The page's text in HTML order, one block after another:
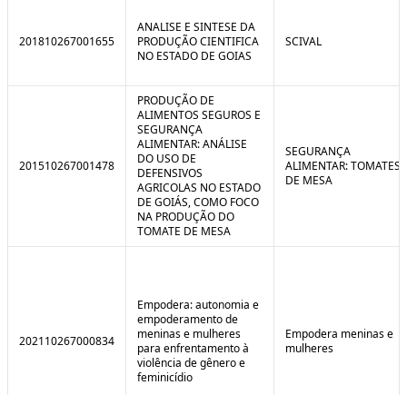
201810267001655
ANALISE E SINTESE DA
PRODUÇÃO CIENTIFICA
NO ESTADO DE GOIAS
SCIVAL
201510267001478
PRODUÇÃO DE
ALIMENTOS SEGUROS E
SEGURANÇA
ALIMENTAR: ANÁLISE
DO USO DE
DEFENSIVOS
AGRICOLAS NO ESTADO
DE GOIÁS, COMO FOCO
NA PRODUÇÃO DO
TOMATE DE MESA
SEGURANÇA
ALIMENTAR: TOMATES
DE MESA
202110267000834
Empodera: autonomia e
empoderamento de
meninas e mulheres
para enfrentamento à
violência de gênero e
feminicídio
Empodera meninas e
mulheres